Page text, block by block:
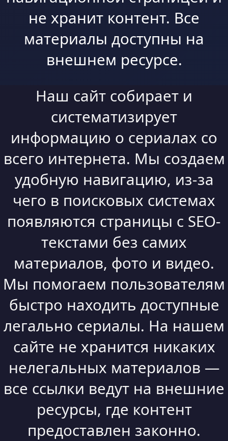
не хранит контент. Все
материалы доступны на
внешнем ресурсе.
Наш сайт собирает и
систематизирует
информацию о сериалах со
всего интернета. Мы создаем
удобную навигацию, из-за
чего в поисковых системах
появляются страницы с SEO-
текстами без самих
материалов, фото и видео.
Мы помогаем пользователям
быстро находить доступные
легально сериалы. На нашем
сайте не хранится никаких
нелегальных материалов —
все ссылки ведут на внешние
ресурсы, где контент
предоставлен законно.